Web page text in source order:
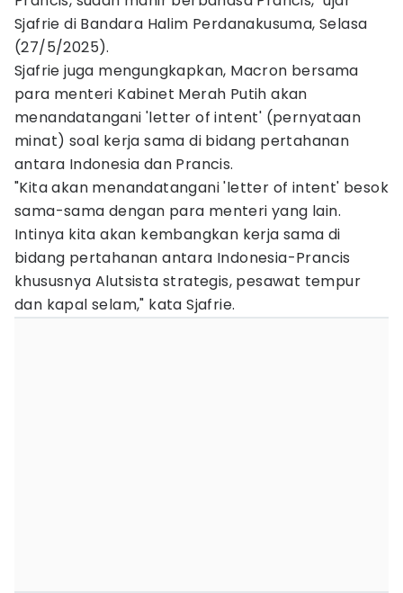
Sjafrie di Bandara Halim Perdanakusuma, Selasa
(27/5/2025).
Sjafrie juga mengungkapkan, Macron bersama
para menteri Kabinet Merah Putih akan
menandatangani 'letter of intent' (pernyataan
minat) soal kerja sama di bidang pertahanan
antara Indonesia dan Prancis.
"Kita akan menandatangani 'letter of intent' besok
sama-sama dengan para menteri yang lain.
Intinya kita akan kembangkan kerja sama di
bidang pertahanan antara Indonesia-Prancis
khususnya Alutsista strategis, pesawat tempur
dan kapal selam," kata Sjafrie.